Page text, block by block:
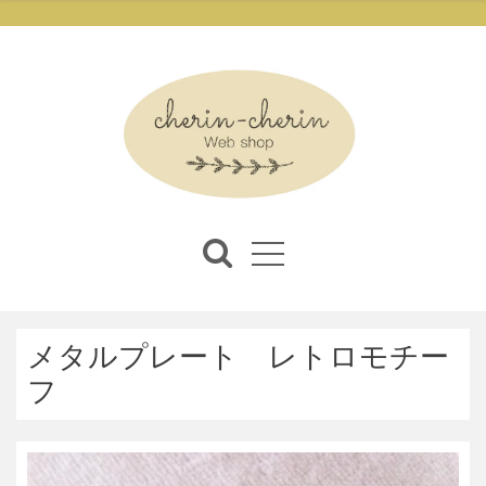
メタルプレート レトロモチー
フ